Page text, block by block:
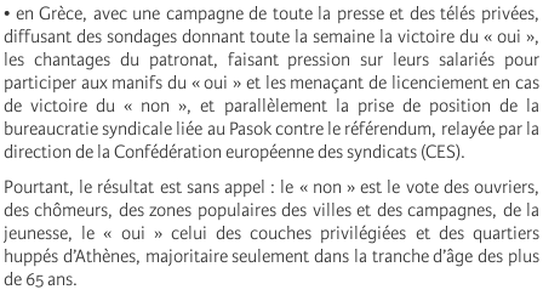
• en Grèce, avec une campagne de toute la presse et des télés privées,
diffusant des sondages donnant toute la semaine la victoire du « oui »,
les chantages du patronat, faisant pression sur leurs salariés pour
participer aux manifs du « oui » et les menaçant de licenciement en cas
de victoire du « non », et parallèlement la prise de position de la
bureaucratie syndicale liée au Pasok contre le référendum, relayée par la
direction de la Confédération européenne des syndicats (CES).
Pourtant, le résultat est sans appel : le « non » est le vote des ouvriers,
des chômeurs, des zones populaires des villes et des campagnes, de la
jeunesse, le « oui » celui des couches privilégiées et des quartiers
huppés d’Athènes, majoritaire seulement dans la tranche d’âge des plus
de 65 ans.